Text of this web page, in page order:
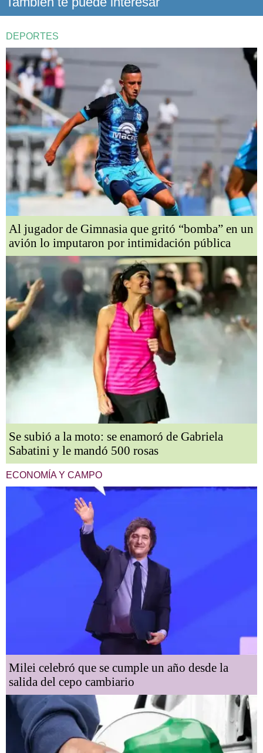
DEPORTES
Al jugador de Gimnasia que gritó “bomba” en un
avión lo imputaron por intimidación pública
Se subió a la moto: se enamoró de Gabriela
Sabatini y le mandó 500 rosas
ECONOMÍA Y CAMPO
Milei celebró que se cumple un año desde la
salida del cepo cambiario